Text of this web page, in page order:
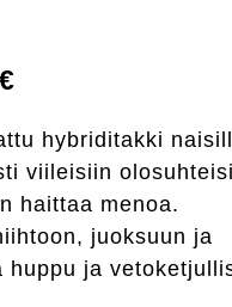
€Nykyinen
on:
119,00 €.
hybriditakki
viileisiin
haittaa menoa.
juoksuun ja
huppu ja